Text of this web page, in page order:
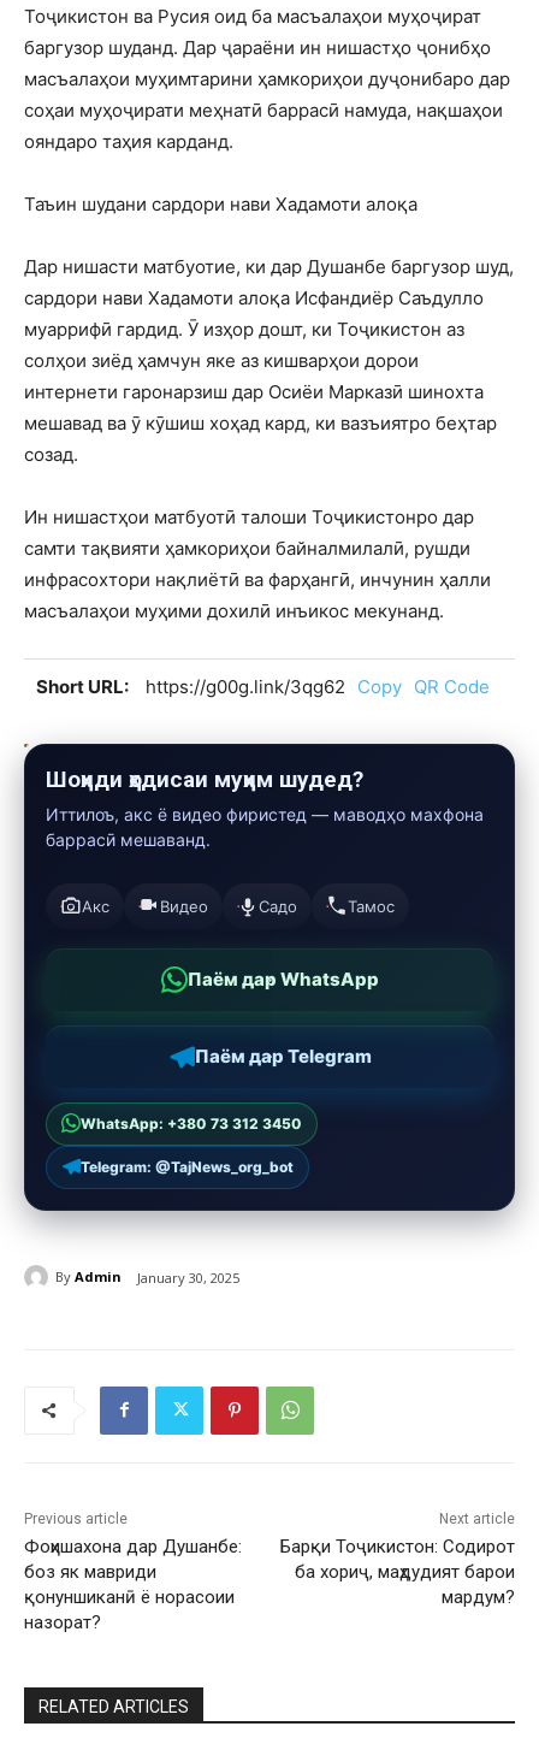
Тоҷикистон ва Русия оид ба масъалаҳои муҳоҷират
баргузор шуданд. Дар ҷараёни ин нишастҳо ҷонибҳо
масъалаҳои муҳимтарини ҳамкориҳои дуҷонибаро дар
соҳаи муҳоҷирати меҳнатӣ баррасӣ намуда, нақшаҳои
ояндаро таҳия карданд.
Таъин шудани сардори нави Хадамоти алоқа
Дар нишасти матбуотие, ки дар Душанбе баргузор шуд,
сардори нави Хадамоти алоқа Исфандиёр Саъдулло
муаррифӣ гардид. Ӯ изҳор дошт, ки Тоҷикистон аз
солҳои зиёд ҳамчун яке аз кишварҳои дорои
интернети гаронарзиш дар Осиёи Марказӣ шинохта
мешавад ва ӯ кӯшиш хоҳад кард, ки вазъиятро беҳтар
созад.
Ин нишастҳои матбуотӣ талоши Тоҷикистонро дар
самти тақвияти ҳамкориҳои байналмилалӣ, рушди
инфрасохтори нақлиётӣ ва фарҳангӣ, инчунин ҳалли
масъалаҳои муҳими дохилӣ инъикос мекунанд.
Short URL: https://g00g.link/3qg62 Copy QR Code
Шоҳиди ҳодисаи муҳим шудед?
Иттилоъ, акс ё видео фиристед — маводҳо махфона
баррасӣ мешаванд.
Акс Видео Садо Тамос
Паём дар WhatsApp
Паём дар Telegram
WhatsApp: +380 73 312 3450
Telegram: @TajNews_org_bot
By Admin January 30, 2025
Previous article
Фоҳишахона дар Душанбе:
боз як мавриди
қонуншиканӣ ё норасоии
назорат?
Next article
Барқи Тоҷикистон: Содирот
ба хориҷ, маҳдудият барои
мардум?
RELATED ARTICLES